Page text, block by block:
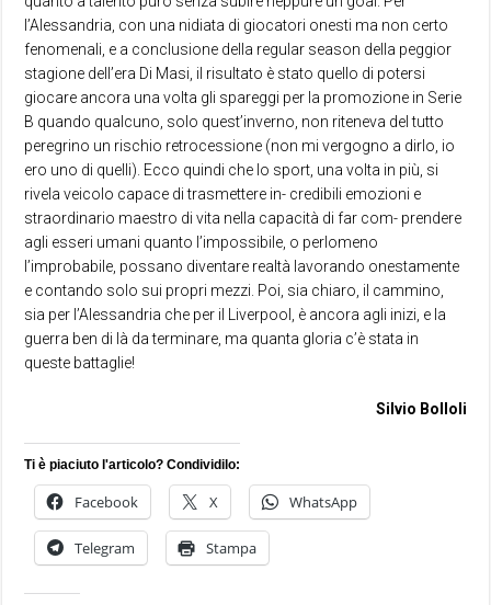
l’Alessandria, con una nidiata di giocatori onesti ma non certo
fenomenali, e a conclusione della regular season della peggior
stagione dell’era Di Masi, il risultato è stato quello di potersi
giocare ancora una volta gli spareggi per la promozione in Serie
B quando qualcuno, solo quest’inverno, non riteneva del tutto
peregrino un rischio retrocessione (non mi vergogno a dirlo, io
ero uno di quelli). Ecco quindi che lo sport, una volta in più, si
rivela veicolo capace di trasmettere in- credibili emozioni e
straordinario maestro di vita nella capacità di far com- prendere
agli esseri umani quanto l’impossibile, o perlomeno
l’improbabile, possano diventare realtà lavorando onestamente
e contando solo sui propri mezzi. Poi, sia chiaro, il cammino,
sia per l’Alessandria che per il Liverpool, è ancora agli inizi, e la
guerra ben di là da terminare, ma quanta gloria c’è stata in
queste battaglie!
Silvio Bolloli
Ti è piaciuto l'articolo? Condividilo:
Facebook X WhatsApp
Telegram Stampa